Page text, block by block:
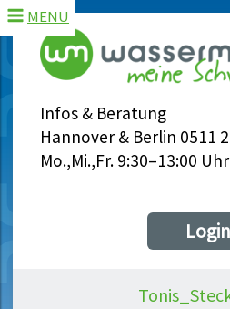
Infos & Beratung
Hannover & Berlin 0511
Mo.,Mi.,Fr. 9:30–13:00 Uhr
MENU
Login